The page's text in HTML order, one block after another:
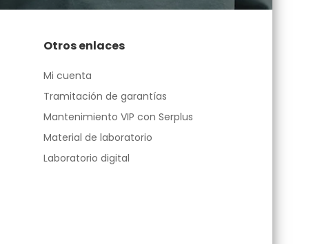
Otros enlaces
Mi cuenta
Tramitación de garantías
Mantenimiento VIP con Serplus
Material de laboratorio
Laboratorio digital